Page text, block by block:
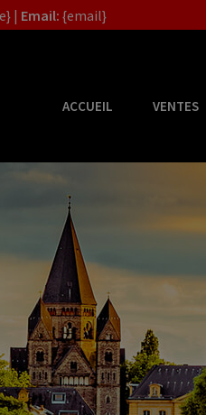
| Email: {email}
ACCUEIL VENTES